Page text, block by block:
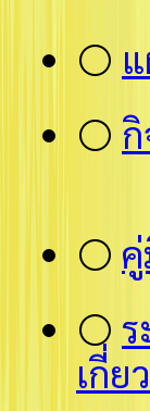
⚪
⚪
⚪
⚪
เกี่ย